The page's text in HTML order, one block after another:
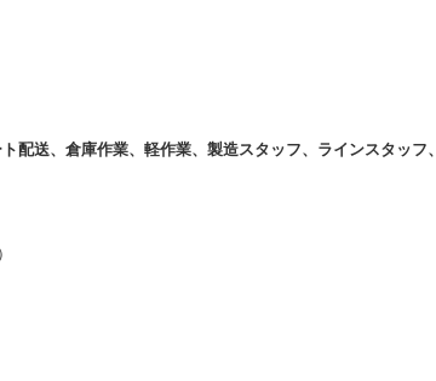
配送、倉庫作業、軽作業、製造スタッフ、ラインスタッフ、